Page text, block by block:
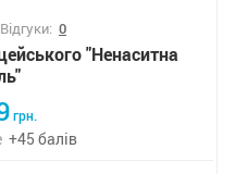
Відгуки: 0
"Ненаситна
грн.
+45 балів